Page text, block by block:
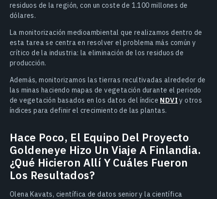
residuos de la región, con un coste de 1.100 millones de
dólares.
La monitorización medioambiental que realizamos dentro de
esta tarea se centra en resolver el problema más común y
crítico de la industria: la eliminación de los residuos de
producción.
Además, monitorizamos las tierras recultivadas alrededor de
las minas haciendo mapas de vegetación durante el periodo
de vegetación basados en los datos del índice NDVI y otros
índices para definir el crecimiento de las plantas.
Hace Poco, El Equipo Del Proyecto
Goldeneye Hizo Un Viaje A Finlandia.
¿Qué Hicieron Allí Y Cuáles Fueron
Los Resultados?
Olena Kavats, científica de datos senior y la científica